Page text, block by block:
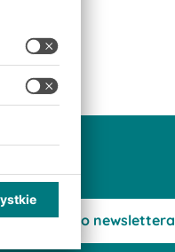
Zapisz się do newslettera